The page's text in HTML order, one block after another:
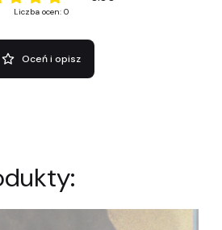
Liczba ocen: 0
Oceń i opisz